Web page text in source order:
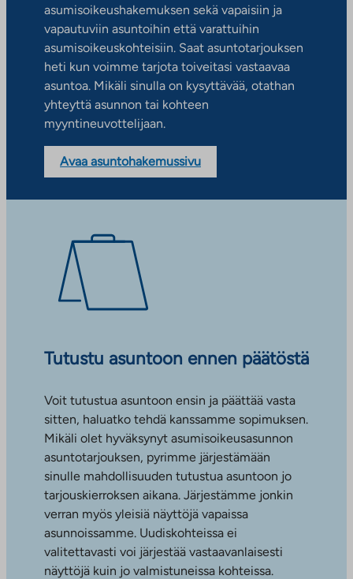
asumisoikeushakemuksen sekä vapaisiin ja
vapautuviin asuntoihin että varattuihin
asumisoikeuskohteisiin. Saat asuntotarjouksen
heti kun voimme tarjota toiveitasi vastaavaa
asuntoa. Mikäli sinulla on kysyttävää, otathan
yhteyttä asunnon tai kohteen
myyntineuvottelijaan.
Avaa asuntohakemussivu
Tutustu asuntoon ennen päätöstä
Voit tutustua asuntoon ensin ja päättää vasta
sitten, haluatko tehdä kanssamme sopimuksen.
Mikäli olet hyväksynyt asumisoikeusasunnon
asuntotarjouksen, pyrimme järjestämään
sinulle mahdollisuuden tutustua asuntoon jo
tarjouskierroksen aikana. Järjestämme jonkin
verran myös yleisiä näyttöjä vapaissa
asunnoissamme. Uudiskohteissa ei
valitettavasti voi järjestää vastaavanlaisesti
näyttöjä kuin jo valmistuneissa kohteissa.